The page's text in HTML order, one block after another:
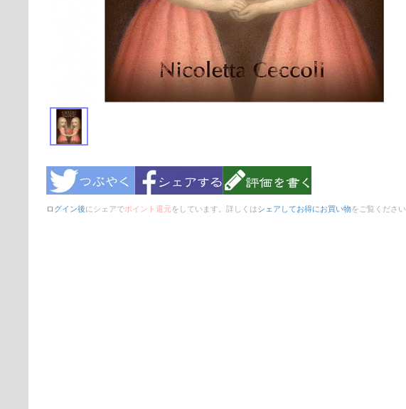
ログイン後にシェアでポイント還元をしています。詳しくはシェアしてお得にお買い物をご覧ください